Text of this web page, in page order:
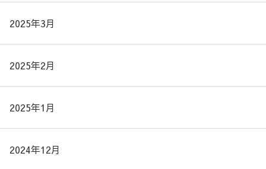
2025年3月
2025年2月
2025年1月
2024年12月